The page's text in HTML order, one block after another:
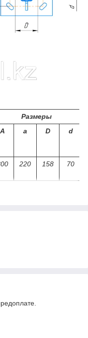
Размеры
A a D d
220 158 70